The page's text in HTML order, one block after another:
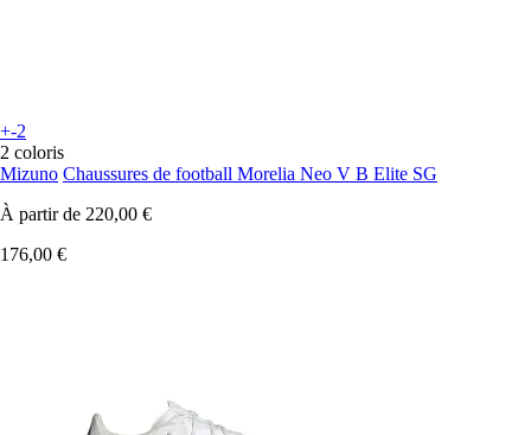
+-2
2 coloris
Mizuno Chaussures de football Morelia Neo V B Elite SG
À partir de 220,00 €
176,00 €